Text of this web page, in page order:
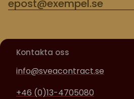
Kontakta oss
info@sveacontract.se
+46 (0)13-4705080